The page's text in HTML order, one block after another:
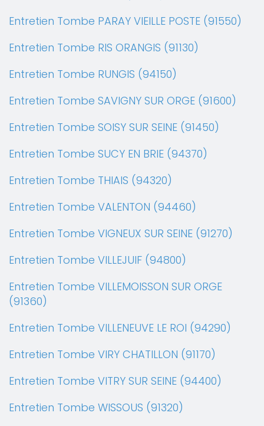
Entretien Tombe PARAY VIEILLE POSTE (91550)
Entretien Tombe RIS ORANGIS (91130)
Entretien Tombe RUNGIS (94150)
Entretien Tombe SAVIGNY SUR ORGE (91600)
Entretien Tombe SOISY SUR SEINE (91450)
Entretien Tombe SUCY EN BRIE (94370)
Entretien Tombe THIAIS (94320)
Entretien Tombe VALENTON (94460)
Entretien Tombe VIGNEUX SUR SEINE (91270)
Entretien Tombe VILLEJUIF (94800)
Entretien Tombe VILLEMOISSON SUR ORGE
(91360)
Entretien Tombe VILLENEUVE LE ROI (94290)
Entretien Tombe VIRY CHATILLON (91170)
Entretien Tombe VITRY SUR SEINE (94400)
Entretien Tombe WISSOUS (91320)